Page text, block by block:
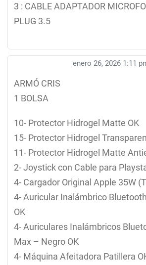
3 : CABLE ADAPTADOR
PLUG 3.5
enero 26, 2026 1:11
ARMÓ CRIS
1 BOLSA
10- Protector Hidrogel Matte OK
15- Protector Hidrogel
11- Protector Hidrogel Matte
2- Joystick con Cable para
4- Cargador Original Apple 35W
4- Auricular Inalámbrico
OK
4- Auriculares Inalámbricos
Max – Negro OK
4- Máquina Afeitadora Patillera